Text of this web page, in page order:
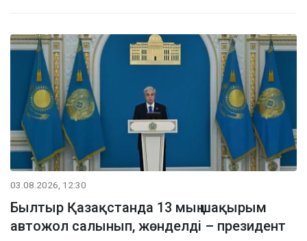
03.08.2026, 12:30
Былтыр Қазақстанда 13 мың шақырым
автожол салынып, жөнделді – президент